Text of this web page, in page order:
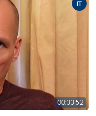
IT
00:33:52